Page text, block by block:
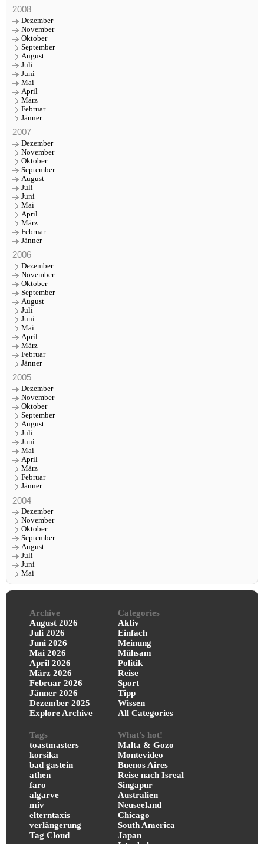
2008
Dezember
November
Oktober
September
August
Juli
Juni
Mai
April
März
Februar
Jänner
2007
Dezember
November
Oktober
September
August
Juli
Juni
Mai
April
März
Februar
Jänner
2006
Dezember
November
Oktober
September
August
Juli
Juni
Mai
April
März
Februar
Jänner
2005
Dezember
November
Oktober
September
August
Juli
Juni
Mai
April
März
Februar
Jänner
2004
Dezember
November
Oktober
September
August
Juli
Juni
Mai
Archive
August 2026
Juli 2026
Juni 2026
Mai 2026
April 2026
März 2026
Februar 2026
Jänner 2026
Dezember 2025
Explore Archive
Categories
Aktiv
Einfach
Meinung
Mühsam
Politik
Reise
Sport
Tipp
Wissen
All Categories
Tags
toastmasters
korsika
bad gastein
athen
faro
algarve
miv
elterntaxis
verlängerung
Tag Cloud
What's hot!
Malta & Gozo
Montevideo
Buenos Aires
Reise nach Isreal
Singapur
Australien
Neuseeland
Chicago
South America
Japan